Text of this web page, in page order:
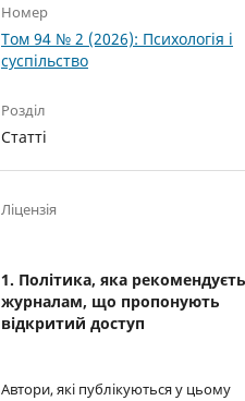
Номер
Том 94 № 2 (2026): Психологія і
суспільство
Розділ
Статті
Ліцензія
1. Політика, яка
журналам, що пропонують
відкритий доступ
Автори, які публікуються у цьому